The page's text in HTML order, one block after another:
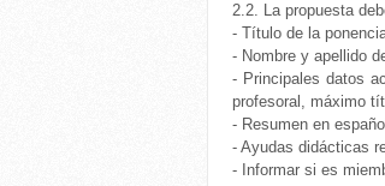
2.2. La propuesta
- Título de la
- Nombre y apellido
- Principales datos
profesoral, máximo
- Resumen en
- Ayudas didácticas
- Informar si es